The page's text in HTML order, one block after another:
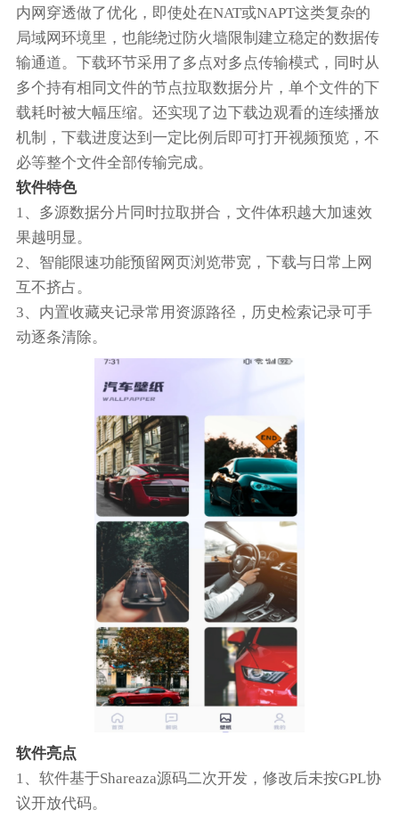
内网穿透做了优化，即使处在NAT或NAPT这类复杂的
局域网环境里，也能绕过防火墙限制建立稳定的数据传
输通道。下载环节采用了多点对多点传输模式，同时从
多个持有相同文件的节点拉取数据分片，单个文件的下
载耗时被大幅压缩。还实现了边下载边观看的连续播放
机制，下载进度达到一定比例后即可打开视频预览，不
必等整个文件全部传输完成。
软件特色
1、多源数据分片同时拉取拼合，文件体积越大加速效
果越明显。
2、智能限速功能预留网页浏览带宽，下载与日常上网
互不挤占。
3、内置收藏夹记录常用资源路径，历史检索记录可手
动逐条清除。
软件亮点
1、软件基于Shareaza源码二次开发，修改后未按GPL协
议开放代码。